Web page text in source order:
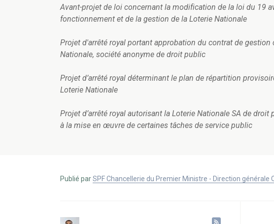
Avant-projet de loi concernant la modification de la loi du 19
fonctionnement et de la gestion de la Loterie Nationale
Projet d'arrêté royal portant approbation du contrat de
Nationale, société anonyme de droit public
Projet d’arrêté royal déterminant le plan de répartition
Loterie Nationale
Projet d’arrêté royal autorisant la Loterie Nationale SA de
à la mise en œuvre de certaines tâches de service public
Publié parSPF Chancellerie du Premier Ministre - Direction générale